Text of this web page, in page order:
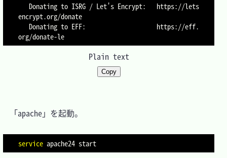
   Donating to ISRG / Let's Encrypt:   https://lets
encrypt.org/donate
   Donating to EFF:                    https://eff.
Plain text
Copy
「apache」を起動。
service